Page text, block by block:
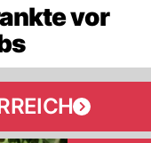
vor